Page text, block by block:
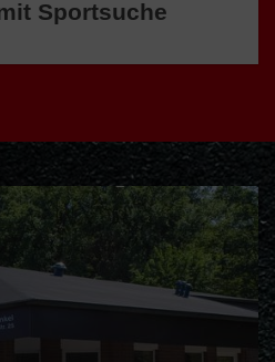
Sportsuche